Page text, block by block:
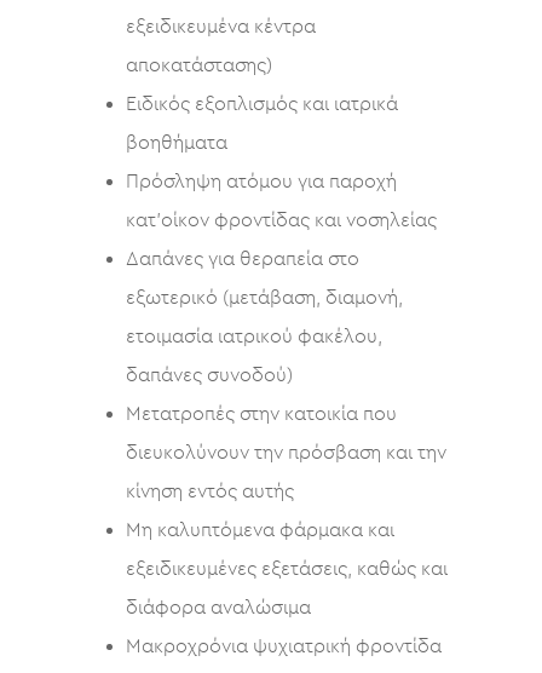
εξειδικευμένα κέντρα
αποκατάστασης)
Ειδικός εξοπλισμός και ιατρικά
βοηθήματα
Πρόσληψη ατόμου για παροχή
κατ’οίκον φροντίδας και νοσηλείας
Δαπάνες για θεραπεία στο
εξωτερικό (μετάβαση, διαμονή,
ετοιμασία ιατρικού φακέλου,
δαπάνες συνοδού)
Μετατροπές στην κατοικία που
διευκολύνουν την πρόσβαση και την
κίνηση εντός αυτής
Μη καλυπτόμενα φάρμακα και
εξειδικευμένες εξετάσεις, καθώς και
διάφορα αναλώσιμα
Μακροχρόνια ψυχιατρική φροντίδα